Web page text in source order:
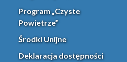
Program „Czyste
Powietrze”
Środki Unijne
Deklaracja dostępności